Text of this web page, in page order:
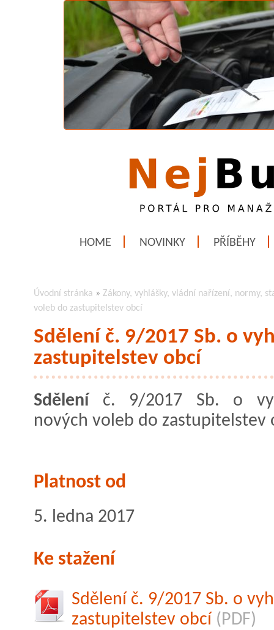
HOME NOVINKY PŘÍBĚHY
Úvodní stránka » Zákony, vyhlášky, vládní nařízení, normy,
voleb do zastupitelstev obcí
Sdělení č. 9/2017 Sb. o
zastupitelstev obcí
Sdělení č. 9/2017 Sb. o
nových voleb do zastupitelstev
Platnost od
5. ledna 2017
Ke stažení
Sdělení č. 9/2017 Sb. o
zastupitelstev obcí (PDF)